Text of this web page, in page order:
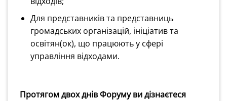
Для представників та представниць
громадських організацій, ініціатив та
освітян(ок), що працюють у сфері
управління відходами.
Протягом двох днів Форуму ви дізнаєтеся